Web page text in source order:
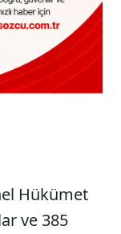
Hükümet
ve 385